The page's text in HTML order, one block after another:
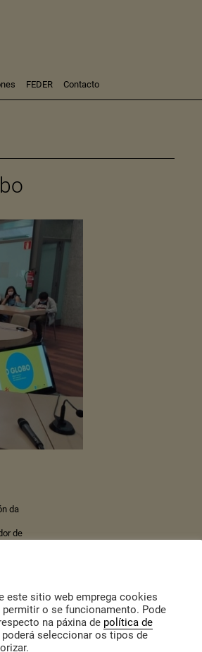
FEDER Contacto
da
de
,mocidade,O Globo,
este sitio web emprega cookies
o se funcionamento. Pode
na páxina de política de
seleccionar os tipos de